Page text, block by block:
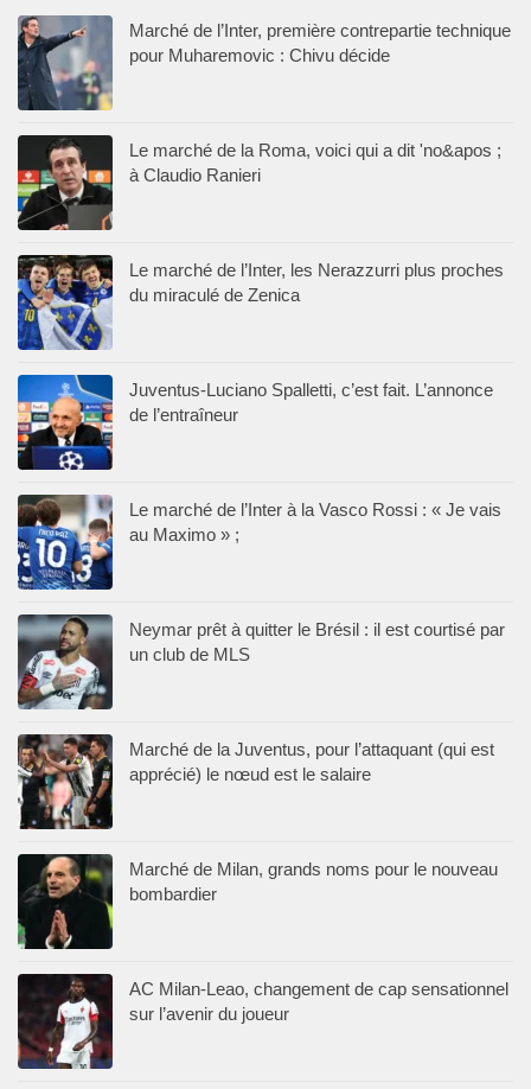
Marché de l’Inter, première contrepartie technique
pour Muharemovic : Chivu décide
Le marché de la Roma, voici qui a dit 'no&apos ;
à Claudio Ranieri
Le marché de l’Inter, les Nerazzurri plus proches
du miraculé de Zenica
Juventus-Luciano Spalletti, c’est fait. L’annonce
de l’entraîneur
Le marché de l’Inter à la Vasco Rossi : « Je vais
au Maximo » ;
Neymar prêt à quitter le Brésil : il est courtisé par
un club de MLS
Marché de la Juventus, pour l’attaquant (qui est
apprécié) le nœud est le salaire
Marché de Milan, grands noms pour le nouveau
bombardier
AC Milan-Leao, changement de cap sensationnel
sur l’avenir du joueur